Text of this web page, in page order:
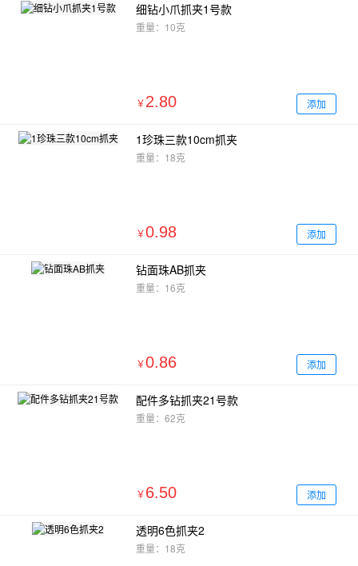
细钻小爪抓夹1号款
重量：10克
￥ 2.80 添加
1珍珠三款10cm抓夹
重量：18克
￥0.98 添加
钻面珠AB抓夹
重量：16克
￥0.86 添加
配件多钻抓夹21号款
重量：62克
￥ 6.50 添加
透明6色抓夹2
重量：18克